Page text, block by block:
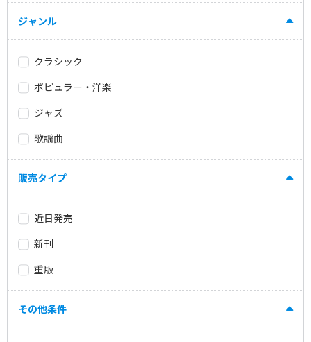
ジャンル
クラシック
ポピュラー・洋楽
ジャズ
歌謡曲
販売タイプ
近日発売
新刊
重版
その他条件